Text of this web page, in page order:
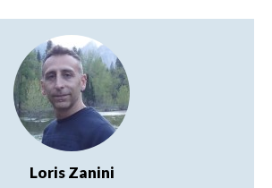
Loris Zanini